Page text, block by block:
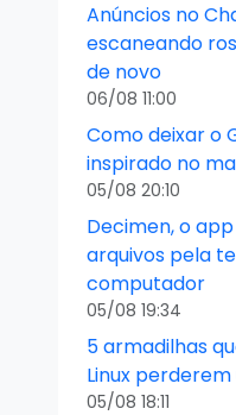
Anúncios no
escaneando
de novo
06/08 11:00
Como deixar o
inspirado no
05/08 20:10
Decimen, o
arquivos pela
computador
05/08 19:34
5 armadilhas
Linux
05/08 18:11